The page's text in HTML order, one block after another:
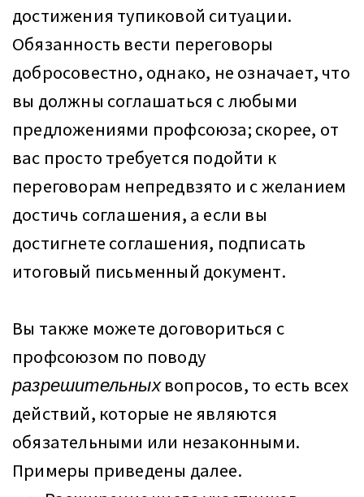
достижения тупиковой ситуации.
Обязанность вести переговоры
добросовестно, однако, не означает, что
вы должны соглашаться с любыми
предложениями профсоюза; скорее, от
вас просто требуется подойти к
переговорам непредвзято и с желанием
достичь соглашения, а если вы
достигнете соглашения, подписать
итоговый письменный документ.
Вы также можете договориться с
профсоюзом по поводу
разрешительныхвопросов, то есть всех
действий, которые не являются
обязательными или незаконными.
Примеры приведены далее.